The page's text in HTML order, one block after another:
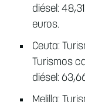
diésel:
euros.
Ceuta:
Turismos
diésel: